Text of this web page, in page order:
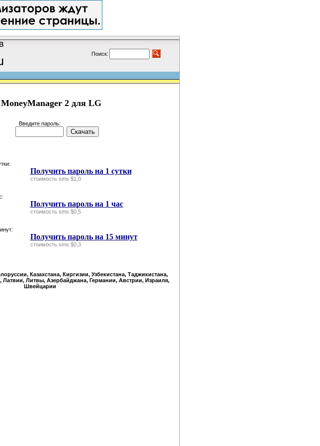
Поиск:
2 для LG
Введите пароль:
Получить пароль на 1 сутки
стоимость sms $1,0
Получить пароль на 1 час
стоимость sms $0,5
Получить пароль на 15 минут
стоимость sms $0,3
Казахстана, Киргизии, Узбекистана, Таджикистана,
Латвии, Литвы, Азербайджана, Германии, Австрии, Израиля,
Швейцарии